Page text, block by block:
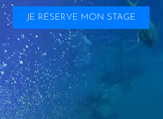
JE RÉSERVE MON STAGE